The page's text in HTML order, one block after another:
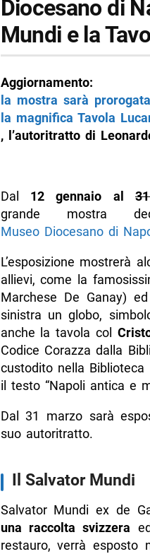
Diocesano di
Mundi e la
Aggiornamento:
la mostra sarà
la magnifica Tavola
, l’autoritratto di
Dal 12 gennaio al
grande mostra
Museo Diocesano di
L’esposizione mostrerà
allievi, come la
Marchese De Ganay)
sinistra un globo,
anche la tavola col
Codice Corazza dalla
custodito nella Biblioteca
il testo “Napoli antica e
Dal 31 marzo sarà
suo autoritratto.
Il Salvator Mundi
Salvator Mundi ex de
una raccolta svizzera
restauro, verrà